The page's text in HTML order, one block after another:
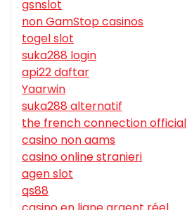
gsnslot
non GamStop casinos
togel slot
suka288 login
api22 daftar
Yaarwin
suka288 alternatif
the french connection official
casino non aams
casino online stranieri
agen slot
qs88